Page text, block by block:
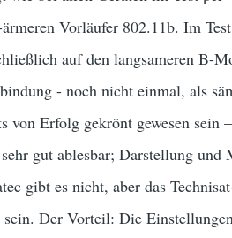
Vorläufer 802.11b. Im
auf den langsameren B-
- noch nicht einmal, als
von Erfolg gekrönt gewesen sein
gut ablesbar; Darstellung
gibt es nicht, aber das
Der Vorteil: Die